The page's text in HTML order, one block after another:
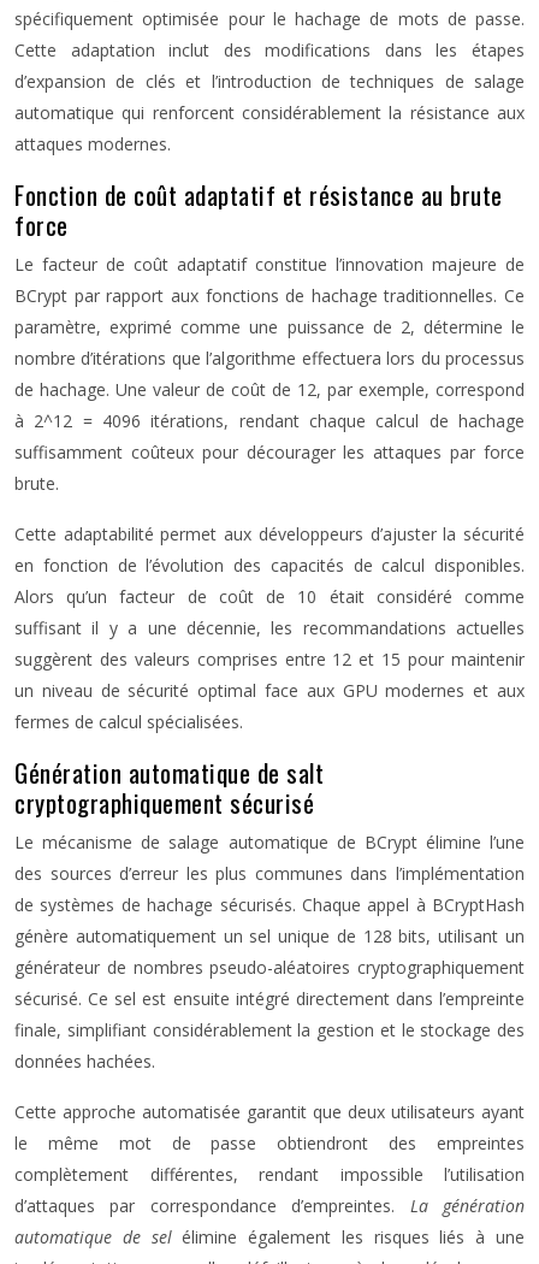
spécifiquement optimisée pour le hachage de mots de passe.
Cette adaptation inclut des modifications dans les étapes
d’expansion de clés et l’introduction de techniques de salage
automatique qui renforcent considérablement la résistance aux
attaques modernes.
Fonction de coût adaptatif et résistance au brute
force
Le facteur de coût adaptatif constitue l’innovation majeure de
BCrypt par rapport aux fonctions de hachage traditionnelles. Ce
paramètre, exprimé comme une puissance de 2, détermine le
nombre d’itérations que l’algorithme effectuera lors du processus
de hachage. Une valeur de coût de 12, par exemple, correspond
à 2^12 = 4096 itérations, rendant chaque calcul de hachage
suffisamment coûteux pour décourager les attaques par force
brute.
Cette adaptabilité permet aux développeurs d’ajuster la sécurité
en fonction de l’évolution des capacités de calcul disponibles.
Alors qu’un facteur de coût de 10 était considéré comme
suffisant il y a une décennie, les recommandations actuelles
suggèrent des valeurs comprises entre 12 et 15 pour maintenir
un niveau de sécurité optimal face aux GPU modernes et aux
fermes de calcul spécialisées.
Génération automatique de salt
cryptographiquement sécurisé
Le mécanisme de salage automatique de BCrypt élimine l’une
des sources d’erreur les plus communes dans l’implémentation
de systèmes de hachage sécurisés. Chaque appel à BCryptHash
génère automatiquement un sel unique de 128 bits, utilisant un
générateur de nombres pseudo-aléatoires cryptographiquement
sécurisé. Ce sel est ensuite intégré directement dans l’empreinte
finale, simplifiant considérablement la gestion et le stockage des
données hachées.
Cette approche automatisée garantit que deux utilisateurs ayant
le même mot de passe obtiendront des empreintes
complètement différentes, rendant impossible l’utilisation
d’attaques par correspondance d’empreintes. La génération
automatique de sel élimine également les risques liés à une